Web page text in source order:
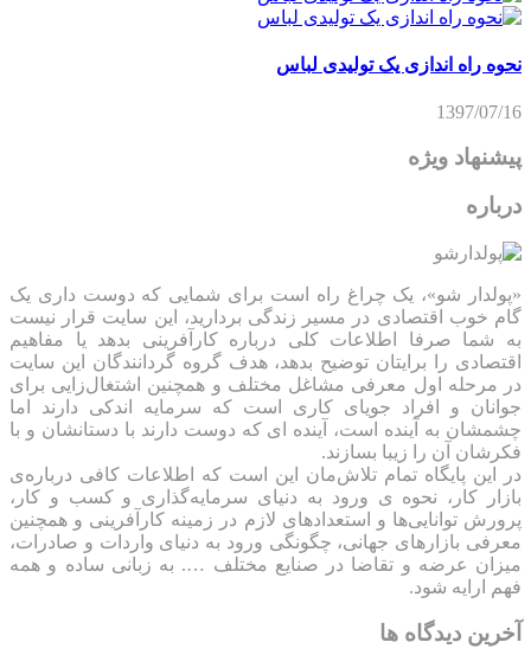
نحوه راه اندازی یک تولیدی لباس
1397/07/16
پیشنهاد ویژه
درباره
«پولدار شو»، یک چراغ راه است برای شمایی که دوست داری یک
گام خوب اقتصادی در مسیر زندگی بردارید، این سایت قرار نیست
به شما صرفا اطلاعات کلی درباره کارآفرینی بدهد یا مفاهیم
اقتصادی را برایتان توضیح بدهد، هدف گروه گردانندگان این سایت
در مرحله اول معرفی مشاغل مختلف و همچنین اشتغال‌زایی برای
جوانان و افراد جویای کاری است که سرمایه اندکی دارند اما
چشمشان به آینده است، آینده ای که دوست دارند با دستانشان و با
فکرشان آن را زیبا بسازند.
در این پایگاه تمام تلاش‌مان این است که ‌اطلاعات کافی درباره‌ی
بازار کار، نحوه ی ورود به دنیای سرمایه‌گذاری و کسب و کار،
پرورش توانایی‌ها و استعدادهای لازم در زمینه کارآفرینی و همچنین
معرفی بازارهای جهانی، چگونگی ورود به دنیای واردات و صادرات،
میزان عرضه و تقاضا در صنایع مختلف …. به زبانی ساده و همه
فهم ارایه شود.
آخرین دیدگاه ها